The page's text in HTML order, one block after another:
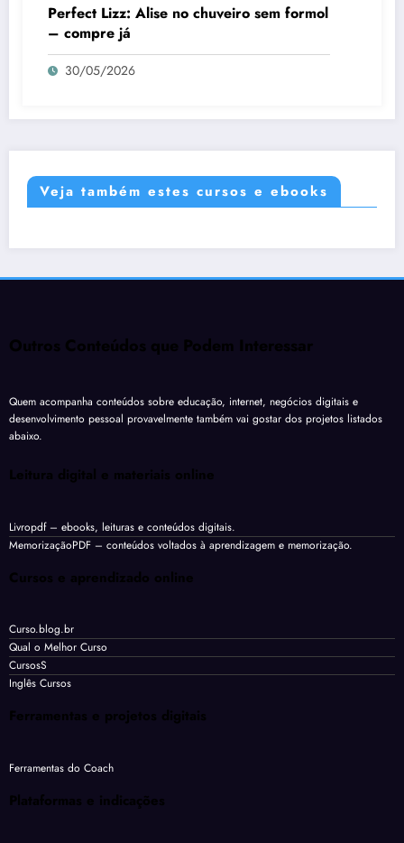
Perfect Lizz: Alise no chuveiro sem formol
– compre já
30/05/2026
Veja também estes cursos e ebooks
Outros Conteúdos que Podem Interessar
Quem acompanha conteúdos sobre educação, internet, negócios digitais e
desenvolvimento pessoal provavelmente também vai gostar dos projetos listados
abaixo.
Leitura digital e materiais online
Livropdf– ebooks, leituras e conteúdos digitais.
MemorizaçãoPDF – conteúdos voltados à aprendizagem e memorização.
Cursos e aprendizado online
Curso.blog.br
Qual o Melhor Curso
CursosS
Inglês Cursos
Ferramentas e projetos digitais
Ferramentas do Coach
Plataformas e indicações